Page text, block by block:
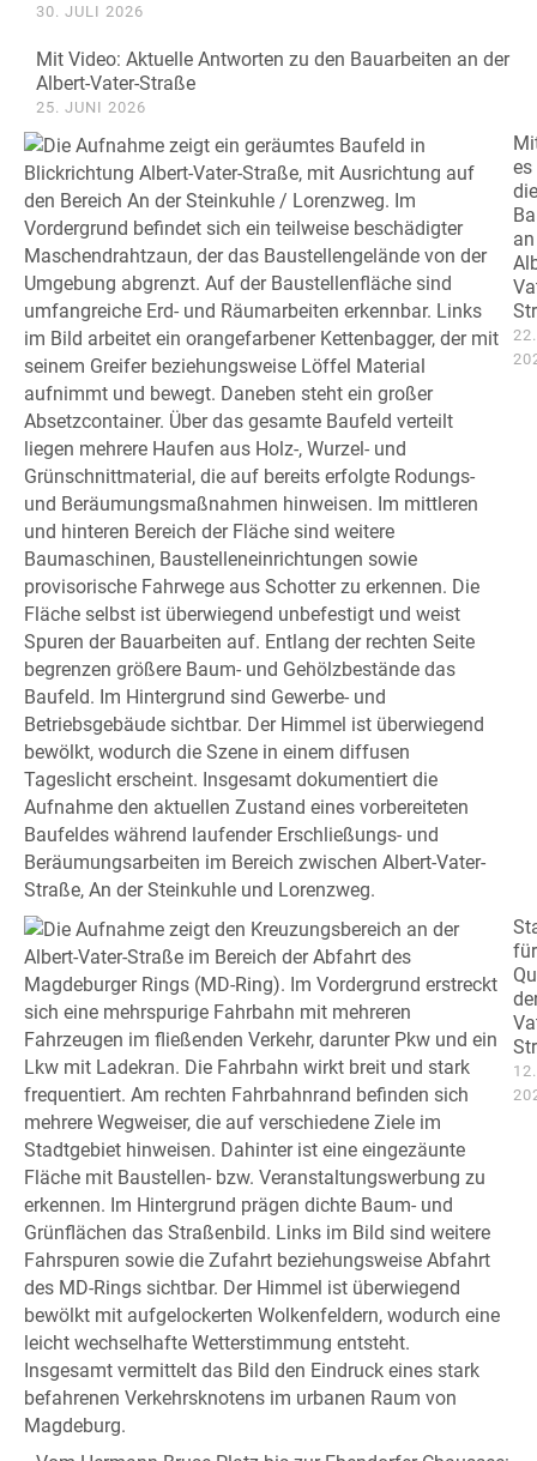
30. JULI 2026
Mit Video: Aktuelle Antworten zu den Bauarbeiten an der
Albert-Vater-Straße
25. JUNI 2026
es
die